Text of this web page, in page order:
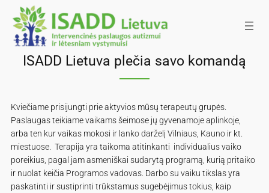
prie
turinio
ISADD Lietuva plečia savo komandą
Kviečiame prisijungti prie aktyvios mūsų terapeutų grupės.
Paslaugas teikiame vaikams šeimose jų gyvenamoje aplinkoje,
arba ten kur vaikas mokosi ir lanko darželį Vilniaus, Kauno ir kt.
miestuose. Terapija yra taikoma atitinkanti individualius vaiko
poreikius, pagal jam asmeniškai sudarytą programą, kurią pritaiko
ir nuolat keičia Programos vadovas. Darbo su vaiku tikslas yra
paskatinti ir sustiprinti trūkstamus sugebėjimus tokius, kaip